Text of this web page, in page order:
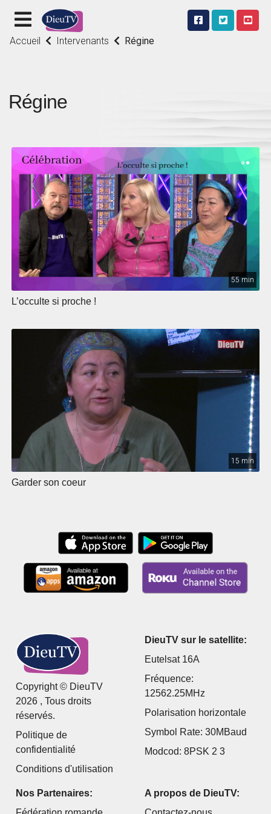
Accueil Intervenants Régine
Régine
55 min
L’occulte si proche !
15 min
Garder son coeur
Copyright © DieuTV
2026 , Tous droits
réservés.
Politique de
confidentialité
Conditions d'utilisation
DieuTV sur le satellite:
Eutelsat 16A
Fréquence:
12562.25MHz
Polarisation horizontale
Symbol Rate: 30MBaud
Modcod: 8PSK 2 3
Nos Partenaires:
A propos de DieuTV: